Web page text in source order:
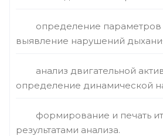
определение параметров
выявление нарушений
анализ двигательной
определение динамической
формирование и печать
результатами анализа.